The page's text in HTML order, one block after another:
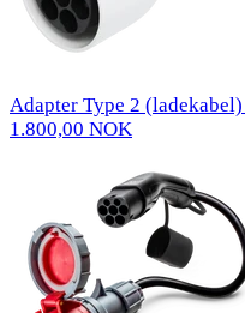
Adapter Type 2
1.800,00 NOK